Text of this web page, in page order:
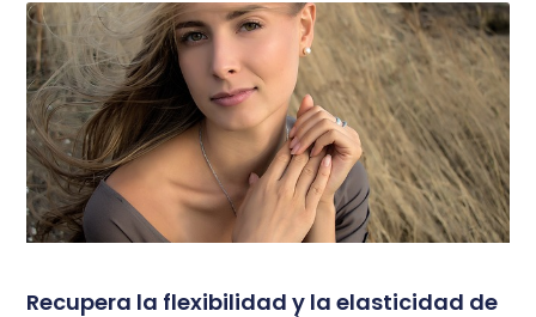
Recupera la flexibilidad y la elasticidad de